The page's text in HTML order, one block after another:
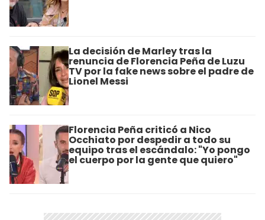
La decisión de Marley tras la
renuncia de Florencia Peña de Luzu
TV por la fake news sobre el padre de
Lionel Messi
Florencia Peña criticó a Nico
Occhiato por despedir a todo su
equipo tras el escándalo: "Yo pongo
el cuerpo por la gente que quiero"